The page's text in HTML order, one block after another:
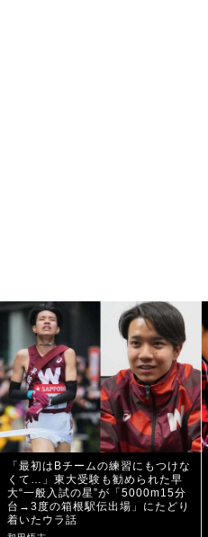
「最初はBチームの練習にもつけな
くて…」東大受験も勧められた早
大“一般入試の星”が「5000m15分
台→3度の箱根駅伝出場」にたどり
着いたウラ話